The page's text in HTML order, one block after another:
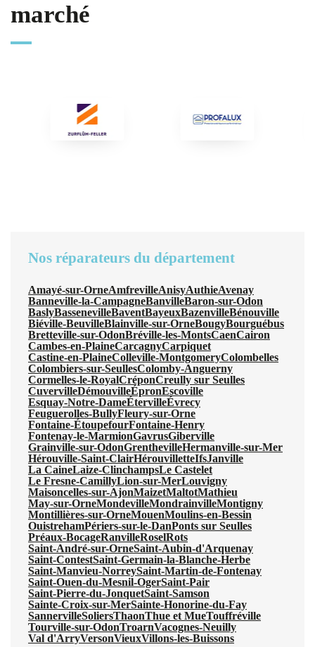
marché
Nos réparateurs du département
Amayé-sur-OrneAmfrevilleAnisyAuthieAvenay
Banneville-la-CampagneBanvilleBaron-sur-Odon
BaslyBassenevilleBaventBayeuxBazenvilleBénouville
Biéville-BeuvilleBlainville-sur-OrneBougyBourguébus
Bretteville-sur-OdonBréville-les-MontsCaenCairon
Cambes-en-PlaineCarcagnyCarpiquet
Castine-en-PlaineColleville-MontgomeryColombelles
Colombiers-sur-SeullesColomby-Anguerny
Cormelles-le-RoyalCréponCreully sur Seulles
CuvervilleDémouvilleÉpronEscoville
Esquay-Notre-DameÉtervilleÉvrecy
Feuguerolles-BullyFleury-sur-Orne
Fontaine-ÉtoupefourFontaine-Henry
Fontenay-le-MarmionGavrusGiberville
Grainville-sur-OdonGrenthevilleHermanville-sur-Mer
Hérouville-Saint-ClairHérouvilletteIfsJanville
La CaineLaize-ClinchampsLe Castelet
Le Fresne-CamillyLion-sur-MerLouvigny
Maisoncelles-sur-AjonMaizetMaltotMathieu
May-sur-OrneMondevilleMondrainvilleMontigny
Montillières-sur-OrneMouenMoulins-en-Bessin
OuistrehamPériers-sur-le-DanPonts sur Seulles
Préaux-BocageRanvilleRoselRots
Saint-André-sur-OrneSaint-Aubin-d'Arquenay
Saint-ContestSaint-Germain-la-Blanche-Herbe
Saint-Manvieu-NorreySaint-Martin-de-Fontenay
Saint-Ouen-du-Mesnil-OgerSaint-Pair
Saint-Pierre-du-JonquetSaint-Samson
Sainte-Croix-sur-MerSainte-Honorine-du-Fay
SannervilleSoliersThaonThue et MueTouffréville
Tourville-sur-OdonTroarnVacognes-Neuilly
Val d'ArryVersonVieuxVillons-les-Buissons